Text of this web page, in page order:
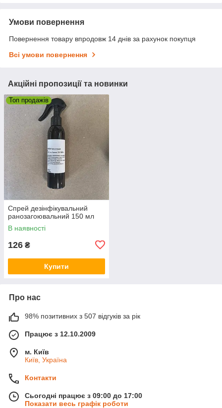
Умови повернення
Повернення товару впродовж 14 днів за рахунок покупця
Всі умови повернення
Акційні пропозиції та новинки
Топ продажів
Спрей дезінфікувальний
ранозагоювальний 150 мл
В наявності
126 ₴
Купити
Про нас
98% позитивних з 507 відгуків за рік
Працює з 12.10.2009
м. Київ
Київ, Україна
Контакти
Сьогодні працює з 09:00 до 17:00
Показати весь графік роботи